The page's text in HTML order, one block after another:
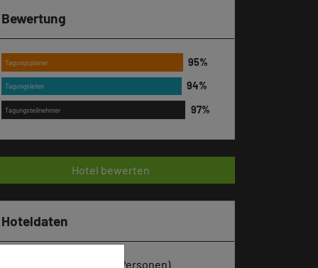
Bewertung
Tagungsplaner
Tagungsleiter
Tagungsteilnehmer
Hotel bewerten
Hoteldaten
Max. Tagungskapazität (Personen)